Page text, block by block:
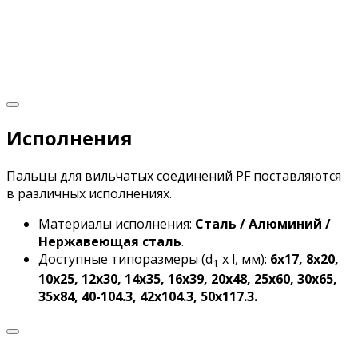
Исполнения
Пальцы для вильчатых соединений PF поставляются
в различных исполнениях.
Материалы исполнения: Сталь / Алюминий /
Нержавеющая сталь.
Доступные типоразмеры (d1 х l, мм): 6х17, 8х20,
10х25, 12х30, 14х35, 16х39, 20х48, 25х60, 30х65,
35х84, 40-104.3, 42х104.3, 50х117.3.